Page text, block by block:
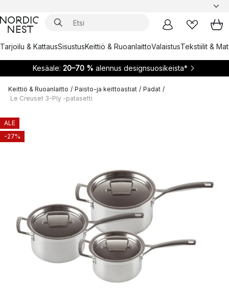
Tarjoilu & KattausSisustusKeittiö & RuoanlaittoValaistusTekstiilit &
Kesäale: 20–70 % alennus designsuosikeista*
Keittiö & Ruoanlaitto / Paisto-ja keittoastiat / Padat /
Le Creuset 3-Ply -patasetti
ALE
-27%